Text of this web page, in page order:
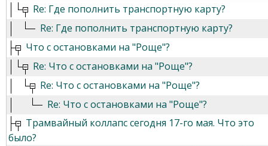
Re: Где пополнить транспортную карту?
Re: Где пополнить транспортную карту?
Что с остановками на "Роще"?
Re: Что с остановками на "Роще"?
Re: Что с остановками на "Роще"?
Re: Что с остановками на "Роще"?
Трамвайный коллапс сегодня 17-го мая. Что это
было?